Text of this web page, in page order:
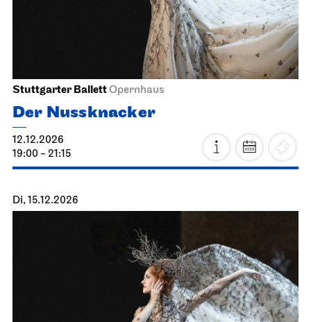
Stuttgarter BallettOpernhaus
Der Nussknacker
12.12.2026
19:00 - 21:15
Di, 15.12.2026